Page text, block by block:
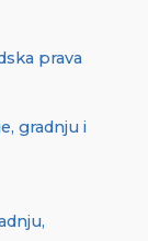
prava
gradnju i